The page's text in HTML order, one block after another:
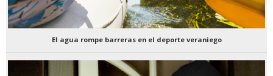
El agua rompe barreras en el deporte veraniego